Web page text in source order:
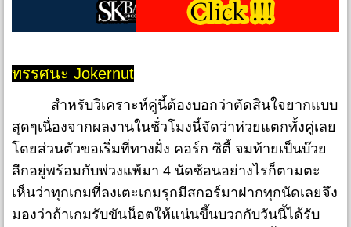
ทรรศนะ Jokernut
สำหรับวิเคราะห์คู่นี้ต้องบอกว่าตัดสินใจยากแบบ
สุดๆเนื่องจากผลงานในชั่วโมงนี้จัดว่าห่วยแตกทั้งคู่เลย
โดยส่วนตัวขอเริ่มที่ทางฝั่ง คอร์ก ซิตี้ จมท้ายเป็นบ๊วย
ลีกอยู่พร้อมกับพ่วงแพ้มา 4 นัดซ้อนอย่างไรก็ตามตะ
เห็นว่าทุกเกมที่ลงเตะเกมรุกมีสกอร์มาฝากทุกนัดเลยจึง
มองว่าถ้าเกมรับขันน็อตให้แน่นขึ้นบวกกับวันนี้ได้รับ